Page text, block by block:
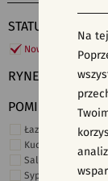
STATUS
Nowości
RYNEK
POMIESZCZENIE
Łazienka
Kuchnia
Salon i hol
Sypialnia
Na